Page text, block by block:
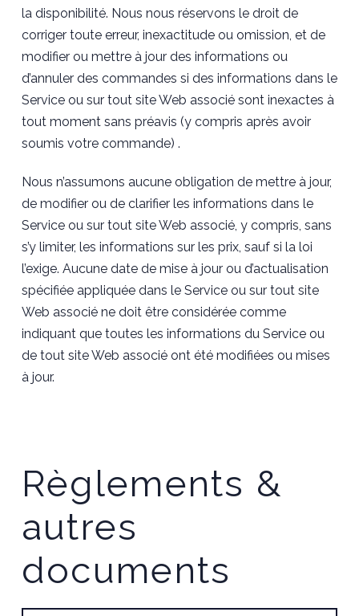
la disponibilité. Nous nous réservons le droit de
corriger toute erreur, inexactitude ou omission, et de
modifier ou mettre à jour des informations ou
d’annuler des commandes si des informations dans le
Service ou sur tout site Web associé sont inexactes à
tout moment sans préavis (y compris après avoir
soumis votre commande) .
Nous n’assumons aucune obligation de mettre à jour,
de modifier ou de clarifier les informations dans le
Service ou sur tout site Web associé, y compris, sans
s’y limiter, les informations sur les prix, sauf si la loi
l’exige. Aucune date de mise à jour ou d’actualisation
spécifiée appliquée dans le Service ou sur tout site
Web associé ne doit être considérée comme
indiquant que toutes les informations du Service ou
de tout site Web associé ont été modifiées ou mises
à jour.
Règlements &
autres
documents